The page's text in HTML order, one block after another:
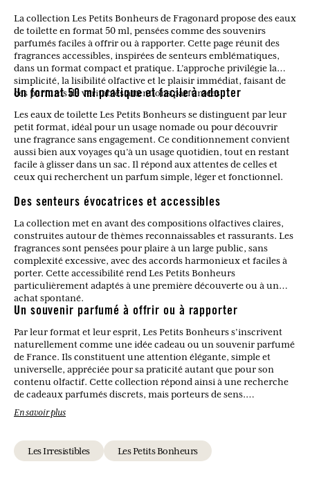
La collection Les Petits Bonheurs de Fragonard propose des eaux
de toilette en format 50 ml, pensées comme des souvenirs
parfumés faciles à offrir ou à rapporter. Cette page réunit des
fragrances accessibles, inspirées de senteurs emblématiques,
dans un format compact et pratique. L’approche privilégie la
simplicité, la lisibilité olfactive et le plaisir immédiat, faisant de
ces parfums de véritables attentions parfumées.
Un format 50 ml pratique et facile à adopter
Les eaux de toilette Les Petits Bonheurs se distinguent par leur
petit format, idéal pour un usage nomade ou pour découvrir
une fragrance sans engagement. Ce conditionnement convient
aussi bien aux voyages qu’à un usage quotidien, tout en restant
facile à glisser dans un sac. Il répond aux attentes de celles et
ceux qui recherchent un parfum simple, léger et fonctionnel.
Des senteurs évocatrices et accessibles
La collection met en avant des compositions olfactives claires,
construites autour de thèmes reconnaissables et rassurants. Les
fragrances sont pensées pour plaire à un large public, sans
complexité excessive, avec des accords harmonieux et faciles à
porter. Cette accessibilité rend Les Petits Bonheurs
particulièrement adaptés à une première découverte ou à un
achat spontané.
Un souvenir parfumé à offrir ou à rapporter
Par leur format et leur esprit, Les Petits Bonheurs s’inscrivent
naturellement comme une idée cadeau ou un souvenir parfumé
de France. Ils constituent une attention élégante, simple et
universelle, appréciée pour sa praticité autant que pour son
contenu olfactif. Cette collection répond ainsi à une recherche
de cadeaux parfumés discrets, mais porteurs de sens.
La page propose uniquement des eaux de toilette en format 50
ml.
En savoir plus
Les Irresistibles Les Petits Bonheurs